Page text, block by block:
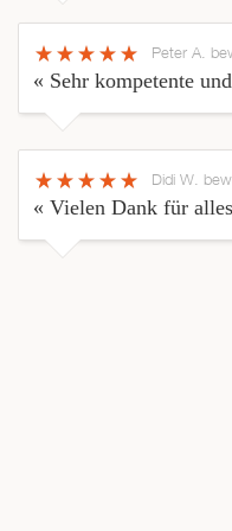
Peter A.
« Sehr kompetente
Didi W.
« Vielen Dank für